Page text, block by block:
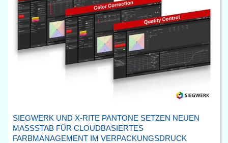
SIEGWERK UND X-RITE PANTONE SETZEN NEUEN
MASSSTAB FÜR CLOUDBASIERTES F
ARBMANAGEMENT IM VERPACKUNGSDRUCK